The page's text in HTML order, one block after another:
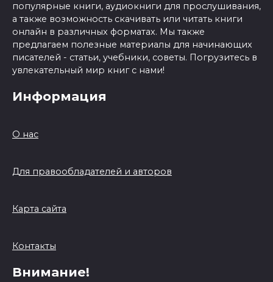
популярные книги, аудиокниги для прослушивания,
а также возможность скачивать или читать книги
онлайн в различных форматах. Мы также
предлагаем полезные материалы для начинающих
писателей - статьи, учебники, советы. Погрузитесь в
увлекательный мир книг с нами!
Информация
О нас
Для правообладателей и авторов
Карта сайта
Контакты
Внимание!